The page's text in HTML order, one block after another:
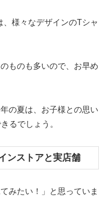
様々なデザインのTシャ
ものも多いので、お早め
の夏は、お子様との思い
るでしょう。
ンストアと実店舗
みたい！」と思っていま